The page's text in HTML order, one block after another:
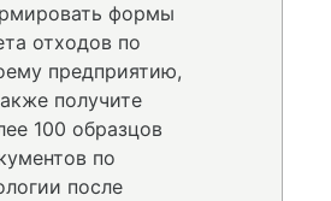
формы
отходов по
предприятию,
получите
100 образцов
по
после